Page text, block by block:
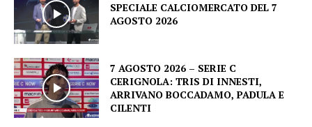
SPECIALE CALCIOMERCATO DEL 7
AGOSTO 2026
7 AGOSTO 2026 – SERIE C
CERIGNOLA: TRIS DI INNESTI,
ARRIVANO BOCCADAMO, PADULA E
CILENTI